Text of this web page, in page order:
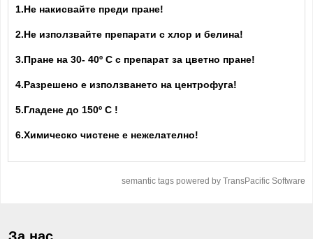
1.Не накисвайте преди пране!
2.Не използвайте препарати с хлор и белина!
3.Пране на 30- 40º С с препарат за цветно пране!
4.Разрешено е използването на центрофуга!
5.Гладене до 150º С !
6.Химическо чистене е нежелателно!
semantic tags powered by TransPacific Software